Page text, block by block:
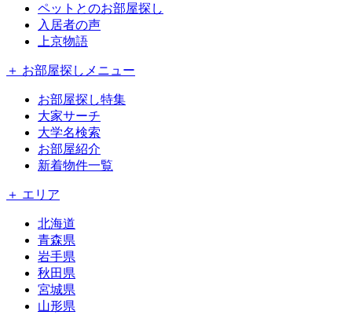
ペットとのお部屋探し
入居者の声
上京物語
＋ お部屋探しメニュー
お部屋探し特集
大家サーチ
大学名検索
お部屋紹介
新着物件一覧
＋ エリア
北海道
青森県
岩手県
秋田県
宮城県
山形県